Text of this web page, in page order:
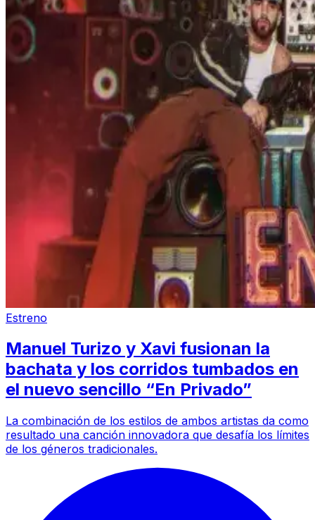
Estreno
Manuel Turizo y Xavi fusionan la
bachata y los corridos tumbados en
el nuevo sencillo “En Privado”
La combinación de los estilos de ambos artistas da como
resultado una canción innovadora que desafía los límites
de los géneros tradicionales.